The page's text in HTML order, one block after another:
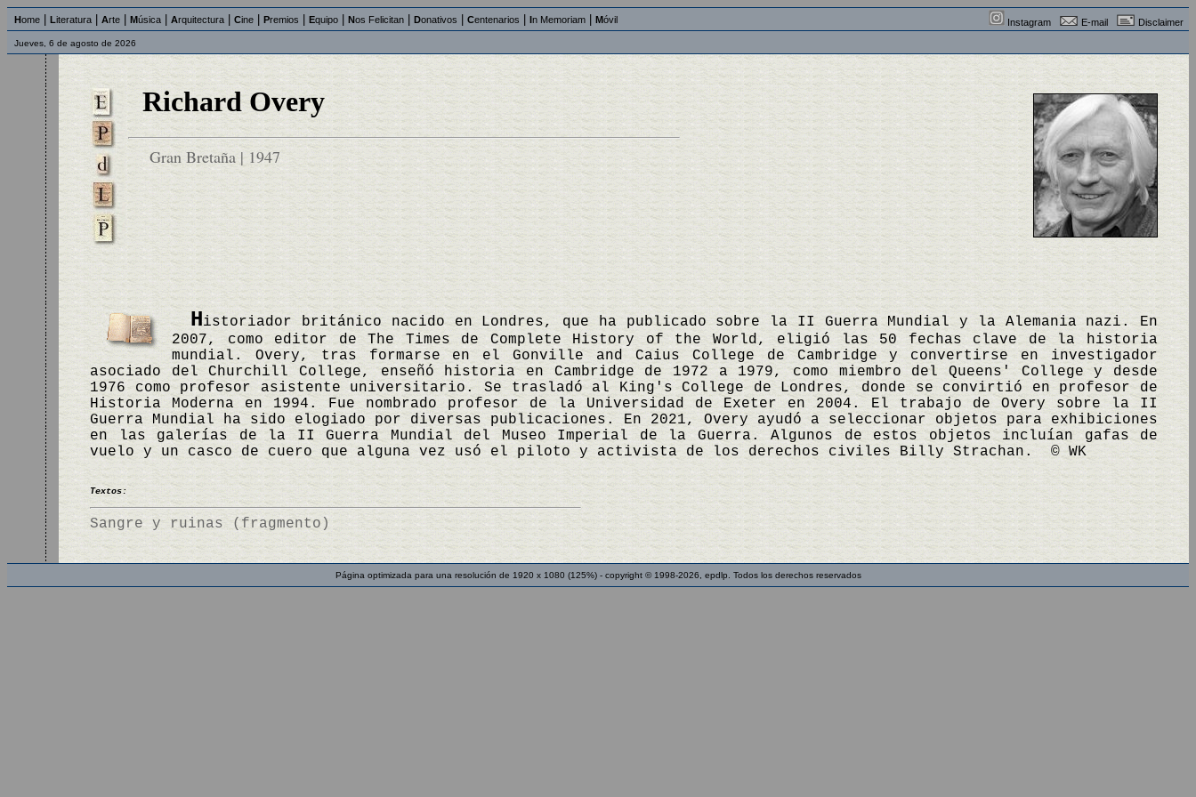
Home Literatura Arte Música Arquitectura Cine Premios Equipo Nos Felicitan Donativos Centenarios In Memoriam Móvil Instagram E-mail Disclaimer
Jueves, 6 de agosto de 2026
Richard Overy
Gran Bretaña | 1947
Historiador británico nacido en Londres, que ha publicado sobre la II Guerra Mundial y la Alemania nazi. En
2007, como editor de The Times de Complete History of the World, eligió las 50 fechas clave de la historia
mundial. Overy, tras formarse en el Gonville and Caius College de Cambridge y convertirse en investigador
asociado del Churchill College, enseñó historia en Cambridge de 1972 a 1979, como miembro del Queens' College y desde
1976 como profesor asistente universitario. Se trasladó al King's College de Londres, donde se convirtió en profesor de
Historia Moderna en 1994. Fue nombrado profesor de la Universidad de Exeter en 2004. El trabajo de Overy sobre la II
Guerra Mundial ha sido elogiado por diversas publicaciones. En 2021, Overy ayudó a seleccionar objetos para exhibiciones
en las galerías de la II Guerra Mundial del Museo Imperial de la Guerra. Algunos de estos objetos incluían gafas de
vuelo y un casco de cuero que alguna vez usó el piloto y activista de los derechos civiles Billy Strachan. © WK
Textos:
Sangre y ruinas (fragmento)
Página optimizada para una resolución de 1920 x 1080 (125%) - copyright © 1998-2026, epdlp. Todos los derechos reservados